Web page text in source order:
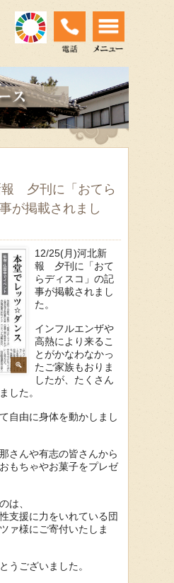
報 夕刊に「おてら
が掲載されまし
12/25(月)河北新
報 夕刊に「おて
らディスコ」の記
事が掲載されまし
た。
インフルエンザや
高熱により来るこ
とがかなわなかっ
たご家族もおりま
したが、たくさん
した。
自由に身体を動かしまし
さんや有志の皆さんから
もちゃやお菓子をプレゼ
は、
支援に力をいれている団
ァ様にご寄付いたしま
うございました。